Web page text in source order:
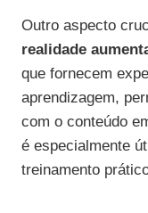
Outro aspecto
realidade
que fornecem
aprendizagem,
com o conteúdo
é especialmente
treinamento